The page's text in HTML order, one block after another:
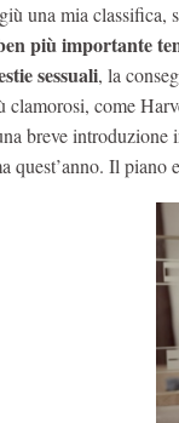
una mia classifica,
più importante
sessuali, la
clamorosi, come
breve introduzione
quest’anno. Il piano